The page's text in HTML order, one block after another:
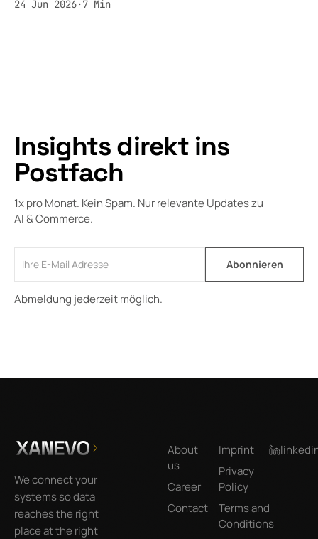
24 Jun 2026·7Min
Insights direkt ins
Postfach
1x pro Monat. Kein Spam. Nur relevante Updates zu
AI & Commerce.
Abmeldung jederzeit möglich.
We connect your
systems so data
reaches the right
place at the right
About
us
Career
Contact
Imprint
Privacy
Policy
Terms and
Conditions